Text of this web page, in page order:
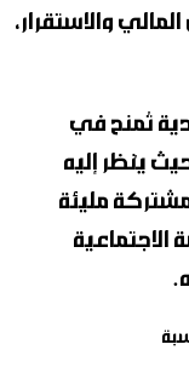
والاستقرار،
تُمنح في
حيث يُنظر إليه
مشتركة مليئة
الاجتماعية